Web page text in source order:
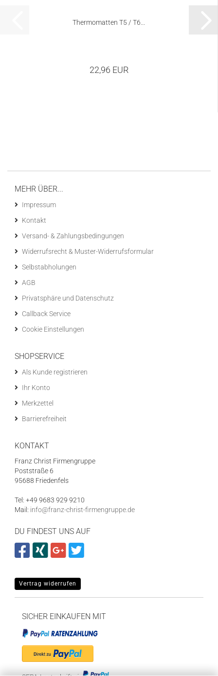
Thermomatten T5 / T6...
22,96 EUR
MEHR ÜBER...
Impressum
Kontakt
Versand- & Zahlungsbedingungen
Widerrufsrecht & Muster-Widerrufsformular
Selbstabholungen
AGB
Privatsphäre und Datenschutz
Callback Service
Cookie Einstellungen
SHOPSERVICE
Als Kunde registrieren
Ihr Konto
Merkzettel
Barrierefreiheit
KONTAKT
Franz Christ Firmengruppe
Poststraße 6
95688 Friedenfels
Tel: +49 9683 929 9210
Mail: info@franz-christ-firmengruppe.de
DU FINDEST UNS AUF
Vertrag widerrufen
SICHER EINKAUFEN MIT